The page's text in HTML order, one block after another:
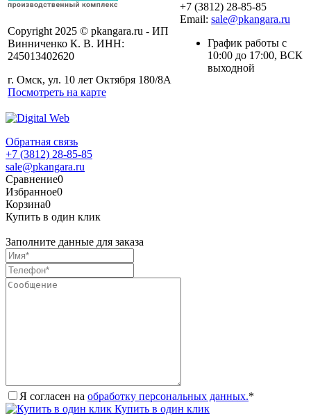
Copyright 2025 © pkangara.ru - ИП
Винниченко К. В. ИНН:
245013402620
г. Омск, ул. 10 лет Октября 180/8А
Посмотреть на карте
+7 (3812) 28-85-85
Email: sale@pkangara.ru
График работы с
10:00 до 17:00, ВСК
выходной
Обратная связь
+7 (3812) 28-85-85
sale@pkangara.ru
Сравнение0
Избранное0
Корзина0
Купить в один клик
Заполните данные для заказа
Я согласен на обработку персональных данных.*
Купить в один клик